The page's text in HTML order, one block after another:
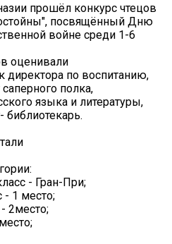
прошёл конкурс чтецов
посвящённый Дню
войне среди 1-6
оценивали
директора по воспитанию,
полка,
языка и литературы,
библиотекарь.
- Гран-При;
- 1 место;
2место;